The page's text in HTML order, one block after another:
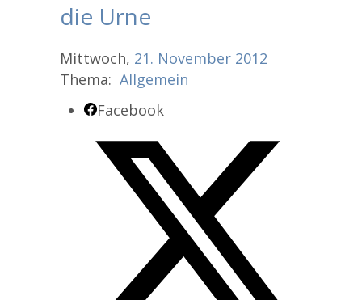
die Urne
Mittwoch, 21. November 2012
Thema: Allgemein
Facebook